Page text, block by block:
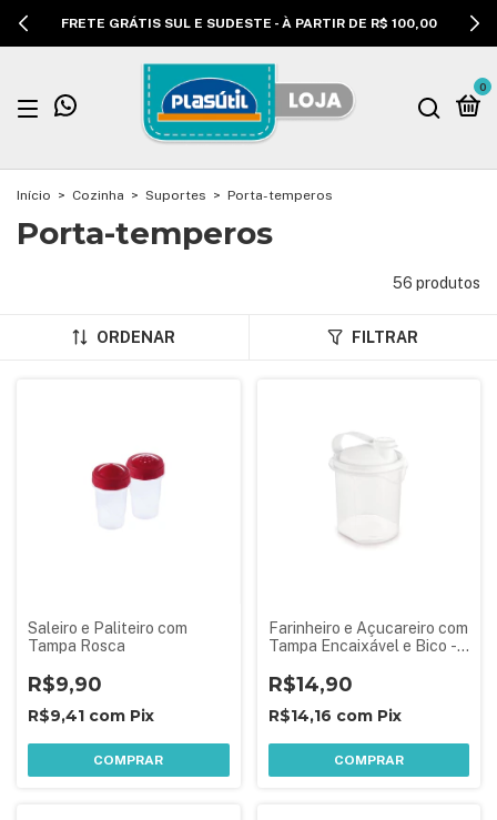
FRETE GRÁTIS SUL E SUDESTE - À PARTIR DE R$ 100,00
0
Início > Cozinha > Suportes > Porta-temperos
Porta-temperos
56 produtos
ORDENAR FILTRAR
Saleiro e Paliteiro com
Tampa Rosca
R$9,90
R$9,41 com Pix
COMPRAR
Farinheiro e Açucareiro com
Tampa Encaixável e Bico -
R$14,90
R$14,16 com Pix
COMPRAR